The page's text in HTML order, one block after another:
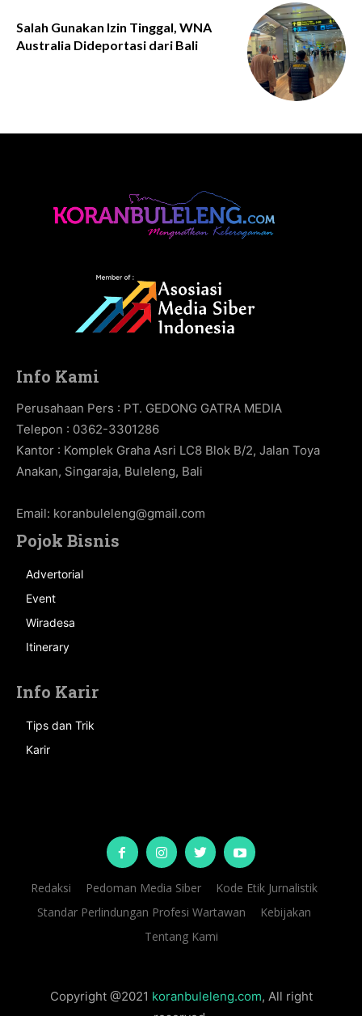
Salah Gunakan Izin Tinggal, WNA
Australia Dideportasi dari Bali
Info Kami
Perusahaan Pers : PT. GEDONG GATRA MEDIA
Telepon : 0362-3301286
Kantor : Komplek Graha Asri LC8 Blok B/2, Jalan Toya
Anakan, Singaraja, Buleleng, Bali
Email: koranbuleleng@gmail.com
Pojok Bisnis
Advertorial
Event
Wiradesa
Itinerary
Info Karir
Tips dan Trik
Karir
Redaksi Pedoman Media Siber
Kode Etik Jurnalistik
Standar Perlindungan Profesi Wartawan
Kebijakan
Tentang Kami
Copyright @2021 koranbuleleng.com, All right